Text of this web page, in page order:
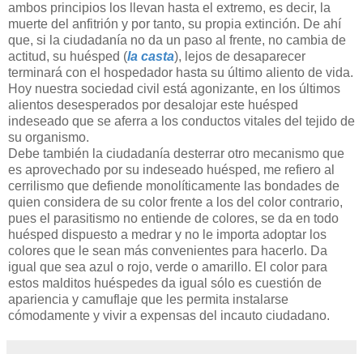
ambos principios los llevan hasta el extremo, es decir, la
muerte del anfitrión y por tanto, su propia extinción. De ahí
que, si la ciudadanía no da un paso al frente, no cambia de
actitud, su huésped (la casta), lejos de desaparecer
terminará con el hospedador hasta su último aliento de vida.
Hoy nuestra sociedad civil está agonizante, en los últimos
alientos desesperados por desalojar este huésped
indeseado que se aferra a los conductos vitales del tejido de
su organismo.
Debe también la ciudadanía desterrar otro mecanismo que
es aprovechado por su indeseado huésped, me refiero al
cerrilismo que defiende monolíticamente las bondades de
quien considera de su color frente a los del color contrario,
pues el parasitismo no entiende de colores, se da en todo
huésped dispuesto a medrar y no le importa adoptar los
colores que le sean más convenientes para hacerlo. Da
igual que sea azul o rojo, verde o amarillo. El color para
estos malditos huéspedes da igual sólo es cuestión de
apariencia y camuflaje que les permita instalarse
cómodamente y vivir a expensas del incauto ciudadano.